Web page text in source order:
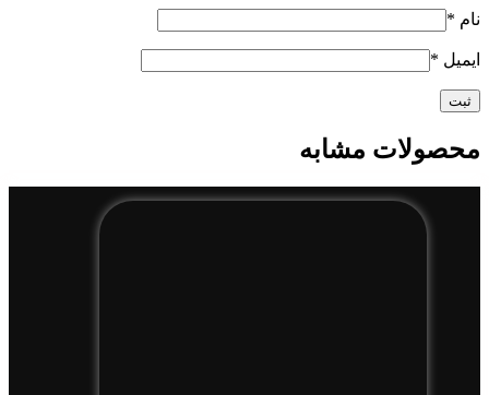
نام *
ایمیل *
محصولات مشابه